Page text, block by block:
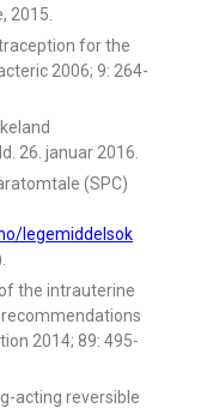
2015.
for the
2006; 9: 264-
26. januar 2016.
(SPC)
legemiddelsok
the intrauterine
2014; 89: 495-
acting reversible